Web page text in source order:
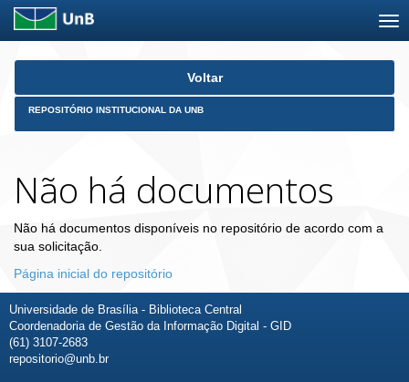
Skip
Voltar
REPOSITÓRIO INSTITUCIONAL DA UNB
Não há documentos
Não há documentos disponíveis no repositório de acordo com a
sua solicitação.
Página inicial do repositório
Universidade de Brasília - Biblioteca Central
Coordenadoria de Gestão da Informação Digital - GID
(61) 3107-2683
repositorio@unb.br